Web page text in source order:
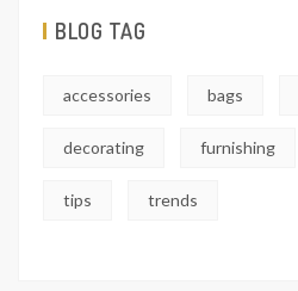
BLOG TAG
accessories bags
decorating furnishing
tips trends